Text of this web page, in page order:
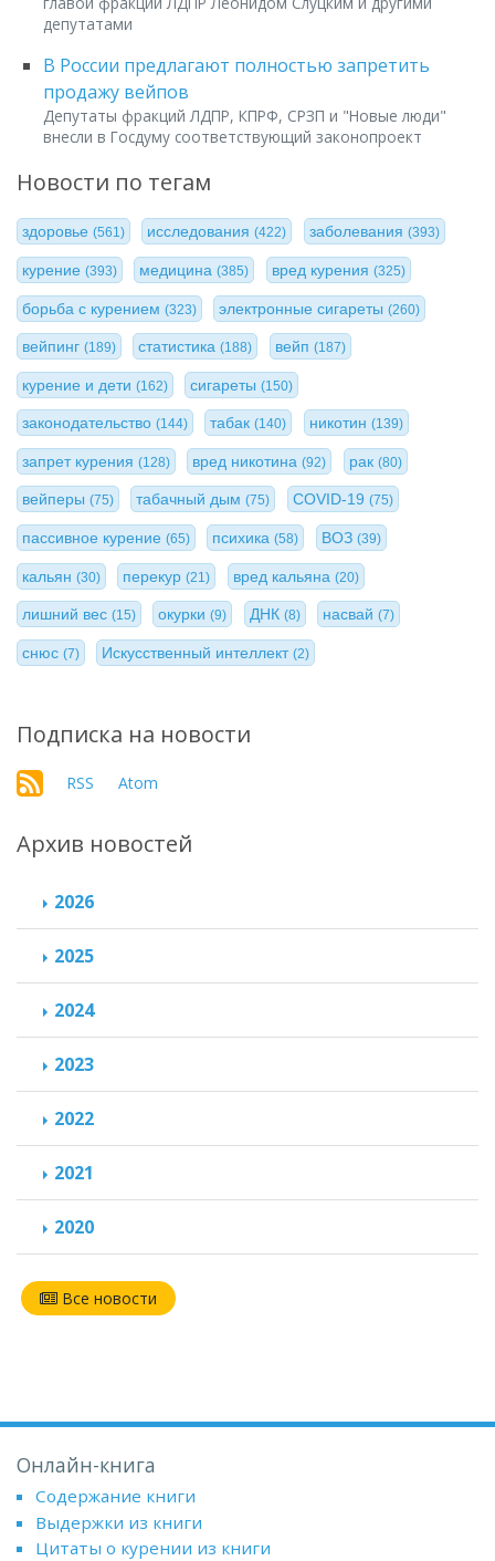
депутатами
В России предлагают полностью запретить
продажу вейпов
Депутаты фракций ЛДПР, КПРФ, СРЗП и "Новые люди"
внесли в Госдуму соответствующий законопроект
Новости по тегам
здоровье (561) исследования(422) заболевания (393)
курение (393) медицина(385) вред курения (325)
борьба с курением (323) электронные сигареты(260)
вейпинг (189) статистика(188) вейп (187)
курение и дети (162) сигареты(150)
законодательство (144) табак(140) никотин (139)
запрет курения (128) вред никотина(92) рак (80)
вейперы (75) табачный дым(75) COVID-19 (75)
пассивное курение (65) психика(58) ВОЗ (39)
кальян (30) перекур(21) вред кальяна (20)
лишний вес (15) окурки(9) ДНК (8) насвай(7)
снюс (7) Искусственный интеллект(2)
Подписка на новости
RSS Atom
Архив новостей
2026
2025
2024
2023
2022
2021
2020
Все новости
Онлайн-книга
Содержание книги
Выдержки из книги
Цитаты о курении из книги